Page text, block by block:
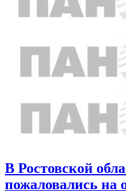
В Ростовской
пожаловались на